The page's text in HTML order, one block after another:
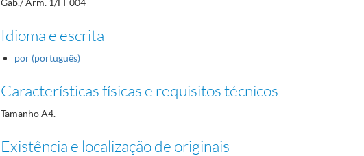
Gab./ Arm. 1/FI-004
Idioma e escrita
por (português)
Características físicas e requisitos técnicos
Tamanho A4.
Existência e localização de originais